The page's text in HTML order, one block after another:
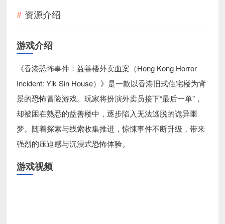
资源介绍
游戏介绍
《香港恐怖事件：益善楼外卖血案（Hong Kong Horror
Incident: Yik Sin House）》是一款以香港旧式住宅楼为背
景的恐怖冒险游戏。玩家将扮演外卖员接下“最后一单”，
却被困在熟悉的益善楼中，逐步陷入无法逃脱的诡异噩
梦。随着探索与线索收集推进，惊悚事件不断升级，带来
强烈的压迫感与沉浸式恐怖体验。
游戏视频